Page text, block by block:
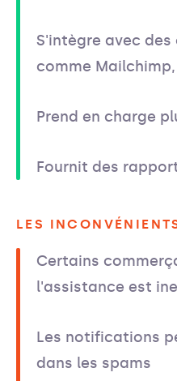
S'intègre avec
comme
Prend en charge
Fournit des
LES
Certains
l'assistance est
Les notifications
dans les spams